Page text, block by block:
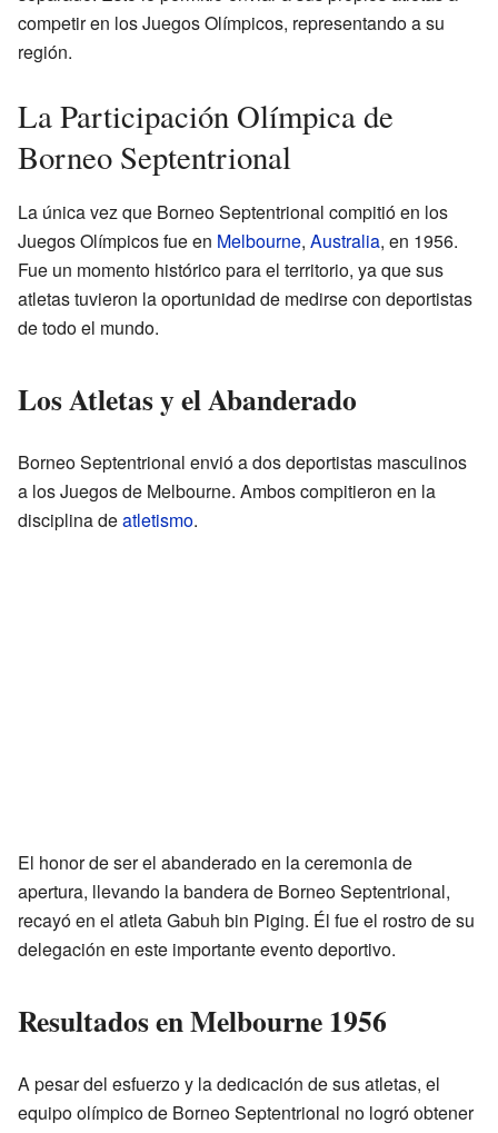
competir en los Juegos Olímpicos, representando a su
región.
La Participación Olímpica de
Borneo Septentrional
La única vez que Borneo Septentrional compitió en los
Juegos Olímpicos fue en Melbourne, Australia, en 1956.
Fue un momento histórico para el territorio, ya que sus
atletas tuvieron la oportunidad de medirse con deportistas
de todo el mundo.
Los Atletas y el Abanderado
Borneo Septentrional envió a dos deportistas masculinos
a los Juegos de Melbourne. Ambos compitieron en la
disciplina deatletismo.
El honor de ser el abanderado en la ceremonia de
apertura, llevando la bandera de Borneo Septentrional,
recayó en el atleta Gabuh bin Piging. Él fue el rostro de su
delegación en este importante evento deportivo.
Resultados en Melbourne 1956
A pesar del esfuerzo y la dedicación de sus atletas, el
equipo olímpico de Borneo Septentrional no logró obtener